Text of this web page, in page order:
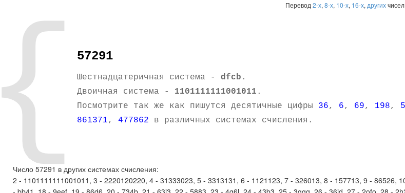
Перевод 2-х, 8-х, 10-х, 16-х, другихчисел
57291
Шестнадцатеричная система - dfcb .
Двоичная система - 1101111111001011 .
Посмотрите так же как пишутся десятичные цифры 36, 6, 69, 198,
861371, 477862 в различных системах счисления.
Число 57291 в других системах счисления:
2 - 1101111111001011, 3 - 2220120220, 4 - 31333023, 5 - 3313131, 6 - 1121123, 7 - 326013, 8 - 157713, 9 -